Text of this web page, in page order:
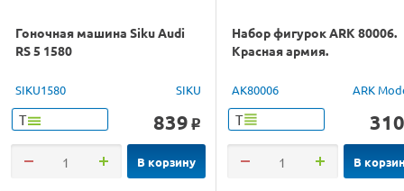
Гоночная машина Siku Audi
RS 5 1580
SIKU1580 SIKU
Т 839 o
В корзину
Набор фигурок ARK 80006.
Красная армия.
AK80006 ARK
Т 310
В